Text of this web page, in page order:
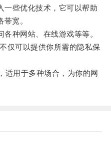
些优化技术，它可以帮助
宽。
种网站、在线游戏等等。
可以提供你所需的隐私保
用于多种场合，为你的网